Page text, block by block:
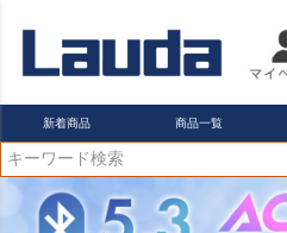
新着商品 商品一覧